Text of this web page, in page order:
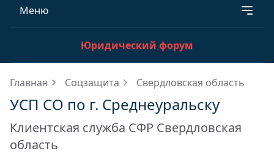
Меню
Юридический форум
Главная Соцзащита Свердловская область
УСП СО по г. Среднеуральску
Клиентская служба СФР Свердловская
область